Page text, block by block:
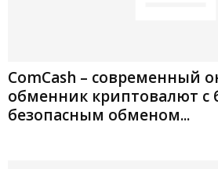
ComCash – современный
обменник криптовалют с
безопасным обменом...